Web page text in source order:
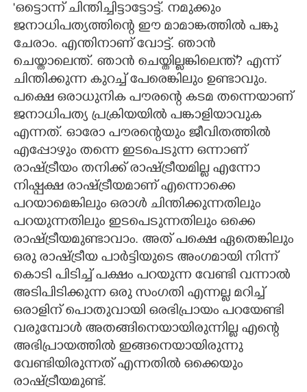
'ഒട്ടൊന്ന് ചിന്തിച്ചിട്ടാട്ടോട്ട്. നമുക്കും
ജനാധിപത്യത്തിന്റെ ഈ മാമാങ്കത്തിൽ പങ്കു
ചേരാം. എന്തിനാണ് വോട്ട്. ഞാൻ
ചെയ്താലെന്ത്. ഞാൻ ചെയ്തില്ലങ്കിലെന്ത്? എന്ന്
ചിന്തിക്കുന്ന കുറച്ച് പേരെങ്കിലും ഉണ്ടാവും.
പക്ഷെ ഒരാധുനിക പൗരന്റെ കടമ തന്നെയാണ്
ജനാധിപത്യ പ്രക്രിയയിൽ പങ്കാളിയാവുക
എന്നത്. ഓരോ പൗരന്റെയും ജീവിതത്തിൽ
എപ്പോഴും തന്നെ ഇടപെടുന്ന ഒന്നാണ്
രാഷ്ട്രീയം തനിക്ക് രാഷ്ട്രീയമില്ല എന്നോ
നിഷ്പക്ഷ രാഷ്ട്രീയമാണ് എന്നൊക്കെ
പറയാമെങ്കിലും ഒരാൾ ചിന്തിക്കുന്നതിലും
പറയുന്നതിലും ഇടപെടുന്നതിലും ഒക്കെ
രാഷ്ട്രീയമുണ്ടാവാം. അത് പക്ഷെ ഏതെങ്കിലും
ഒരു രാഷ്ട്രീയ പാർട്ടിയുടെ അംഗമായി നിന്ന്
കൊടി പിടിച്ച് പക്ഷം പറയുന്ന വേണ്ടി വന്നാൽ
അടിപിടിക്കുന്ന ഒരു സംഗതി എന്നല്ല മറിച്ച്
ഒരാളിന് പൊതുവായി ഒരഭിപ്രായം പറയേണ്ടി
വരുമ്പോൾ അതങ്ങിനെയായിരുന്നില്ല എന്റെ
അഭിപ്രായത്തിൽ ഇങ്ങനെയായിരുന്നു
വേണ്ടിയിരുന്നത് എന്നതിൽ ഒക്കെയും
രാഷ്ട്രീയമുണ്ട്.